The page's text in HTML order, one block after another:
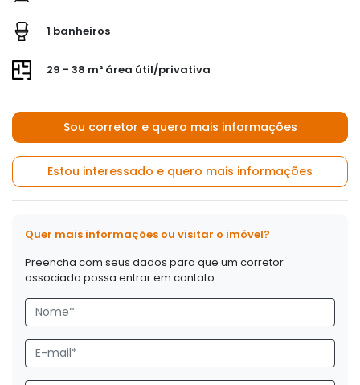
1 banheiros
29 - 38 m² área útil/privativa
Sou corretor e quero mais informações
Estou interessado e quero mais informações
Quer mais informações ou visitar o imóvel?
Preencha com seus dados para que um corretor
associado possa entrar em contato